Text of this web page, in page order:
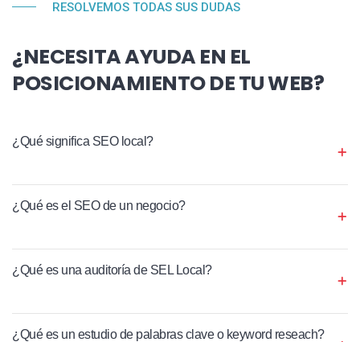
RESOLVEMOS TODAS SUS DUDAS
¿NECESITA AYUDA EN EL
POSICIONAMIENTO DE TU WEB?
¿Qué significa SEO local?
¿Qué es el SEO de un negocio?
¿Qué es una auditoría de SEL Local?
¿Qué es un estudio de palabras clave o keyword reseach?